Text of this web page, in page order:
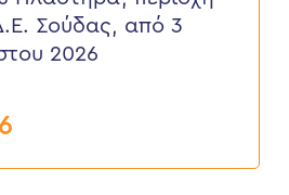
Σούδας, από 3
2026